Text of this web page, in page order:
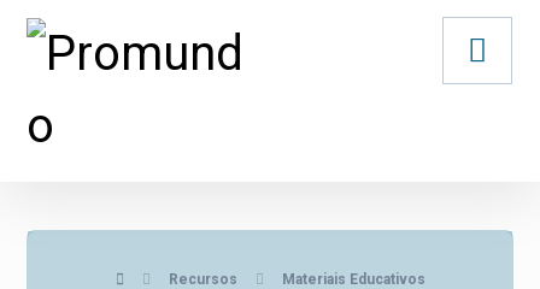
Recursos Materiais Educativos